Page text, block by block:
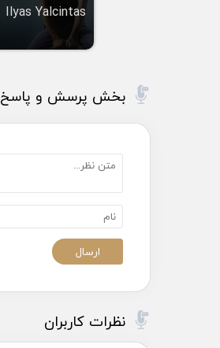
Ilyas Yalcintas
بخش پرسش و پاسخ
نظرات کاربران